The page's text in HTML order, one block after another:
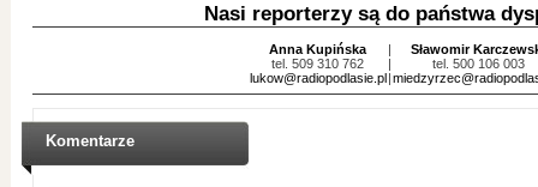
Nasi reporterzy są do państwa
Anna Kupińska
tel. 509 310 762
lukow@radiopodlasie.pl
|
|
|
Sławomir
tel. 500 106 003
Komentarze